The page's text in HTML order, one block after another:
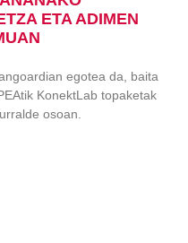
ETA ADIMEN
egotea da, baita
KonektLab topaketak
osoan.